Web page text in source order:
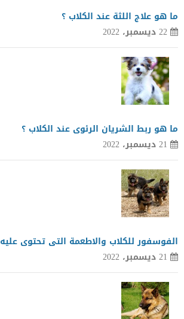
ما هو علاج اللثة عند الكلاب ؟
22 ديسمبر، 2022
ما هو ربط الشريان الرئوى عند الكلاب ؟
21 ديسمبر، 2022
الفوسفور للكلاب والاطعمة التى تحتوى عليه
21 ديسمبر، 2022